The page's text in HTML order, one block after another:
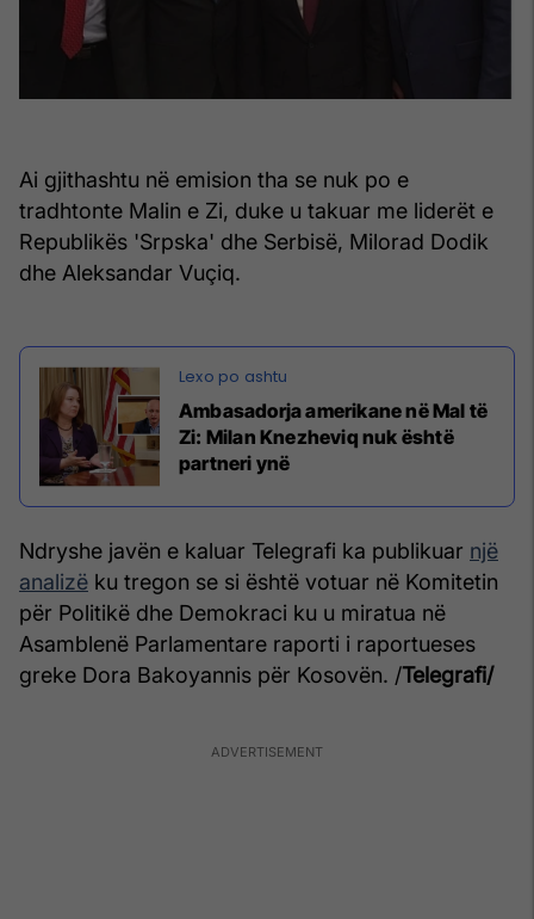
Ai gjithashtu në emision tha se nuk po e
tradhtonte Malin e Zi, duke u takuar me liderët e
Republikës 'Srpska' dhe Serbisë, Milorad Dodik
dhe Aleksandar Vuçiq.
Ambasadorja amerikane në Mal të
Zi: Milan Knezheviq nuk është
partneri ynë
Ndryshe javën e kaluar Telegrafi ka publikuar një
analizë ku tregon se si është votuar në Komitetin
për Politikë dhe Demokraci ku u miratua në
Asamblenë Parlamentare raporti i raportueses
greke Dora Bakoyannis për Kosovën. /Telegrafi/